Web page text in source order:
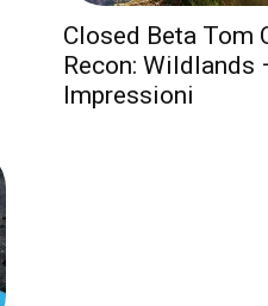
Closed Beta Tom
Recon: Wildlands
Impressioni